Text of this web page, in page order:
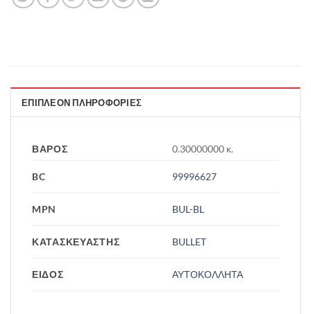
ΕΠΙΠΛΈΟΝ ΠΛΗΡΟΦΟΡΊΕΣ
ΒΆΡΟΣ 0.30000000 κ.
BC 99996627
MPN BUL-BL
ΚΑΤΑΣΚΕΥΑΣΤΗΣ BULLET
ΕΙΔΟΣ ΑΥΤΟΚΟΛΛΗΤΑ